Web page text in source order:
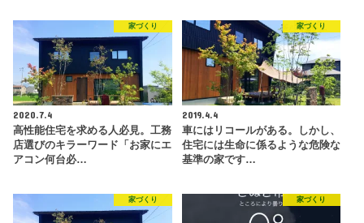
家づくり
2020.7.4
高性能住宅を求める人必見。工務
店選びのキラーワード「お家にエ
アコン何台必…
家づくり
2019.4.4
車にはリコールがある。しかし、
住宅には生命に係るような危険な
基準の家です…
家づくり 家づくり